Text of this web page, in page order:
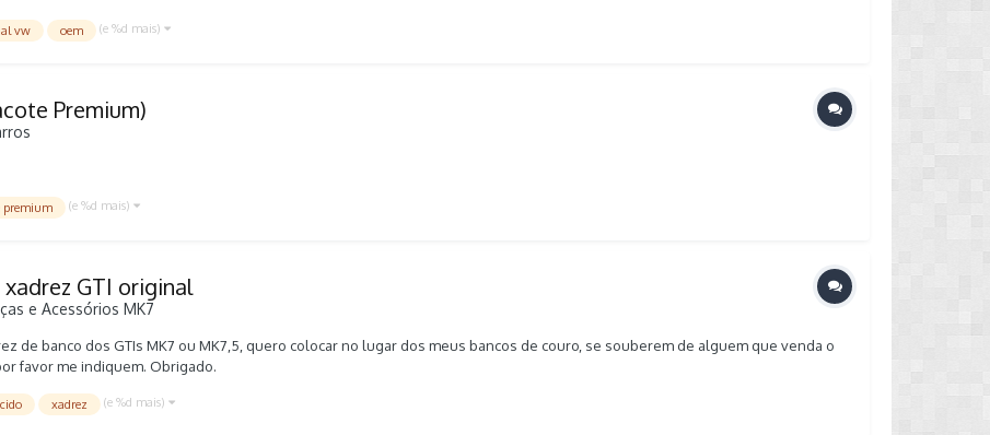
Hatch, nas versões Comfortline/Highline é necessário comprar um adaptador para o conector elétrico. Existem vídeos no
PREÇO: R$ 2.000,00 (dois mil reais) + Frete LINK MERCADO LIVRE: https://produto.mercadolivre.com.br/MLB-1755794164-
em-led-_JM
vw oem (e %d mais)
Premium)
premium (e %d mais)
GTI original
e Acessórios MK7
de banco dos GTIs MK7 ou MK7,5, quero colocar no lugar dos meus bancos de couro, se souberem de alguem que venda o
favor me indiquem. Obrigado.
xadrez (e %d mais)